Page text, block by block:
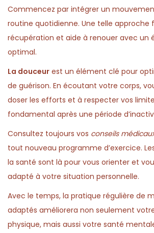
g
a
t
n
e
n
t
s
t
e
d
y
5
s
t
e
Commencez par intégrer un
routine quotidienne. Une telle approche
récupération et aide à renouer avec un
optimal.
La douceur est un élément clé pour
de guérison. En écoutant votre corps,
doser les efforts et à respecter vos
fondamental après une période
Consultez toujours vos conseils
tout nouveau programme d’exercice.
la santé sont là pour vous orienter et
adapté à votre situation personnelle.
Avec le temps, la pratique régulière de
adaptés améliorera non seulement
physique, mais aussi votre santé